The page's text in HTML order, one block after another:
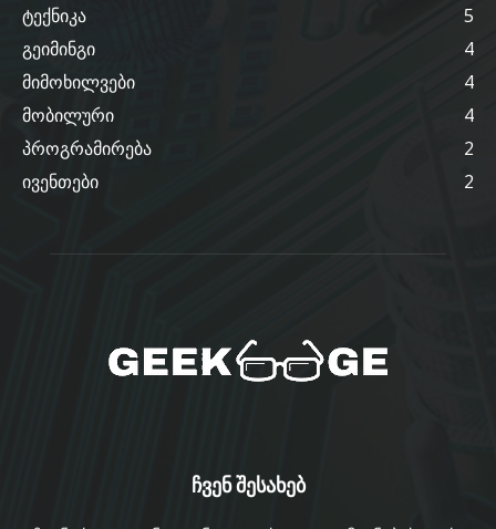
ტექნიკა
5
გეიმინგი
4
მიმოხილვები
4
მობილური
4
პროგრამირება
2
ივენთები
2
ჩვენ შესახებ